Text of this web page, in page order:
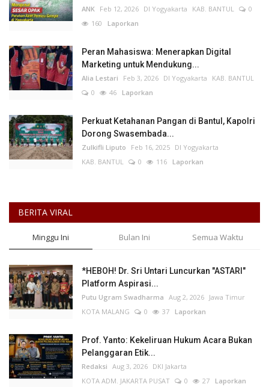
ANK Feb 12, 2026 DI Yogyakarta KAB. BANTUL
0
160 Laporkan
Peran Mahasiswa: Menerapkan Digital
Marketing untuk Mendukung...
Alia Lestari Feb 3, 2026 DI Yogyakarta
KAB. BANTUL
0
46 Laporkan
Perkuat Ketahanan Pangan di Bantul, Kapolri
Dorong Swasembada...
Zulkifli Liputo Feb 16, 2025 DI Yogyakarta
KAB. BANTUL
0 116 Laporkan
BERITA VIRAL
Minggu Ini Bulan Ini Semua Waktu
*HEBOH! Dr. Sri Untari Luncurkan "ASTARI"
Platform Aspirasi...
Putu Ugram Swadharma Aug 2, 2026 Jawa Timur
KOTA MALANG
0 37 Laporkan
Prof. Yanto: Kekeliruan Hukum Acara Bukan
Pelanggaran Etik...
Redaksi Aug 3, 2026 DKI Jakarta
KOTA ADM. JAKARTA PUSAT
0 27 Laporkan